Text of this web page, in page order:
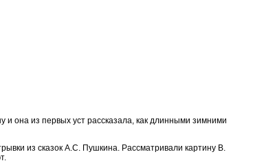
и она из первых уст рассказала, как длинными зимними
из сказок А.С. Пушкина. Рассматривали картину В.